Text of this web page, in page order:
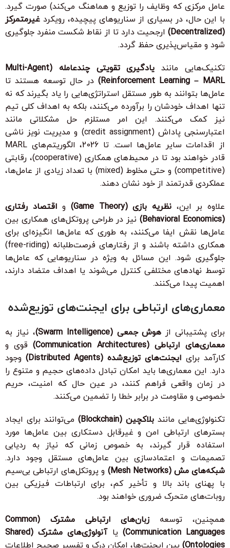
عامل مرکزی که وظایف را توزیع و هماهنگ می‌کند) صورت گیرد.
با این حال، در بسیاری از سناریوهای پیچیده، رویکرد غیرمتمرکز
(Decentralized)
ارجحیت دارد تا از نقاط شکست منفرد جلوگیری
شود و مقیاس‌پذیری حفظ گردد.
تکنیک‌هایی مانند
یادگیری تقویتی چندعامله (Multi-Agent
Reinforcement Learning – MARL) در حال توسعه هستند تا
عامل‌ها بتوانند به طور مستقل استراتژی‌هایی را یاد بگیرند که نه
تنها اهداف خودشان را برآورده می‌کنند، بلکه به اهداف کلی تیم
نیز کمک می‌کنند. این امر مستلزم حل مشکلاتی مانند
اعتبارسنجی پاداش (credit assignment) و مدیریت نویز ناشی
از اقدامات سایر عامل‌ها است. تا 2026، الگوریتم‌های MARL
قادر خواهند بود تا در محیط‌های همکاری (cooperative)، رقابتی
(competitive) و حتی مخلوط (mixed) با تعداد زیادی از عامل‌ها،
عملکردی قدرتمند از خود نشان دهند.
علاوه بر این، نظریه بازی (Game Theory) و اقتصاد رفتاری
(Behavioral Economics)
نیز در طراحی پروتکل‌های همکاری بین
عامل‌ها نقش ایفا می‌کنند، به طوری که عامل‌ها انگیزه‌ای برای
همکاری داشته باشند و از رفتارهای فرصت‌طلبانه (free-riding)
جلوگیری شود. این مسائل به ویژه در سناریوهایی که عامل‌ها
توسط نهادهای مختلفی کنترل می‌شوند یا اهداف متضاد دارند،
اهمیت پیدا می‌کنند.
معماری‌های ارتباطی برای ایجنت‌های توزیع‌شده
برای پشتیبانی از هوش جمعی (Swarm Intelligence)
، نیاز به
معماری‌های ارتباطی (Communication Architectures)
قوی و
کارآمد برای ایجنت‌های توزیع‌شده (Distributed Agents)
وجود
دارد. این معماری‌ها باید امکان تبادل داده‌های حجیم و متنوع را
در زمان واقعی فراهم کنند، در عین حال که امنیت، حریم
خصوصی و مقاومت در برابر خطا را تضمین می‌کنند.
تکنولوژی‌هایی مانند بلاکچین (Blockchain)
می‌توانند برای ایجاد
بسترهای ارتباطی امن و غیرقابل دستکاری بین عامل‌ها مورد
استفاده قرار گیرند، به خصوص زمانی که نیاز به ردیابی
تصمیمات و اعتمادسازی بین عامل‌های مستقل وجود دارد.
شبکه‌های مش (Mesh Networks)
و پروتکل‌های ارتباطی بی‌سیم
با پهنای باند بالا و تأخیر کم، برای ارتباطات فیزیکی بین
روبات‌های متحرک ضروری خواهند بود.
همچنین، توسعه
زبان‌های ارتباطی مشترک (Common
Communication Languages)
یا
آنولوژی‌های مشترک (Shared
Ontologies) بین ایجنت‌ها، امکان درک و تفسیر صحیح اطلاعات